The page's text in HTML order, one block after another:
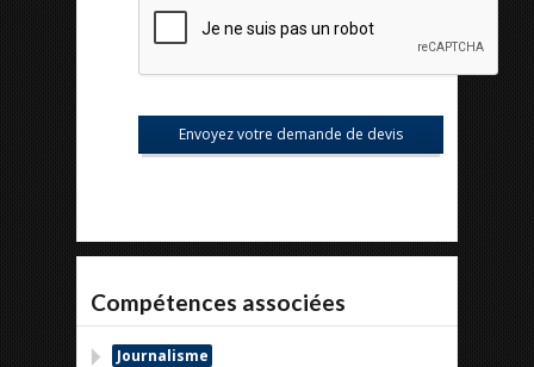
Compétences associées
Journalisme